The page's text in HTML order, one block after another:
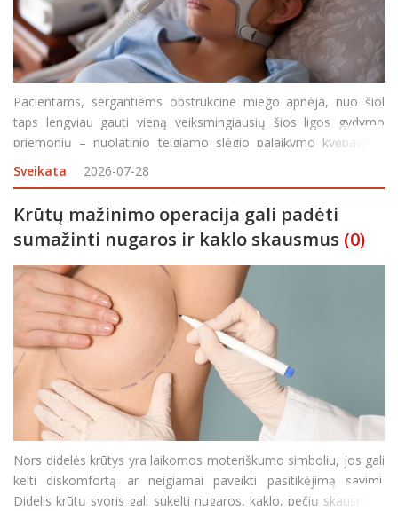
Pacientams, sergantiems obstrukcine miego apnėja, nuo šiol
taps lengviau gauti vieną veiksmingiausių šios ligos gydymo
priemonių – nuolatinio teigiamo slėgio palaikymo kvėpavimo
takuose deguonies aparatus. Valstybinės ligonių kasos (VLK)
specialistų teigimu, šis sprendimas
Sveikata 2026-07-28
Krūtų mažinimo operacija gali padėti
sumažinti nugaros ir kaklo skausmus (0)
Nors didelės krūtys yra laikomos moteriškumo simboliu, jos gali
kelti diskomfortą ar neigiamai paveikti pasitikėjimą savimi.
Didelis krūtų svoris gali sukelti nugaros, kaklo, pečių skausmus,